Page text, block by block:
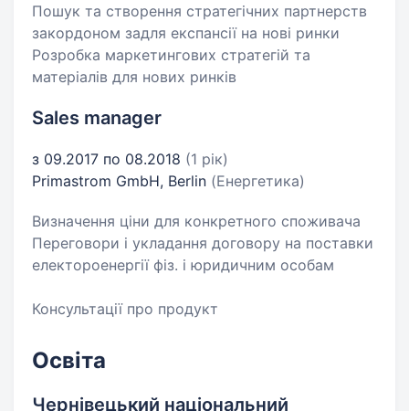
Пошук та створення стратегічних партнерств
закордоном задля експансії на нові ринки
Розробка маркетингових стратегій та
матеріалів для нових ринків
Sales manager
з 09.2017 по 08.2018 (1 рік)
Primastrom GmbH, Berlin (Енергетика)
Визначення ціни для конкретного споживача
Переговори і укладання договору на поставки
електороенергії фіз. і юридичним особам
Консультації про продукт
Освіта
Чернівецький національний